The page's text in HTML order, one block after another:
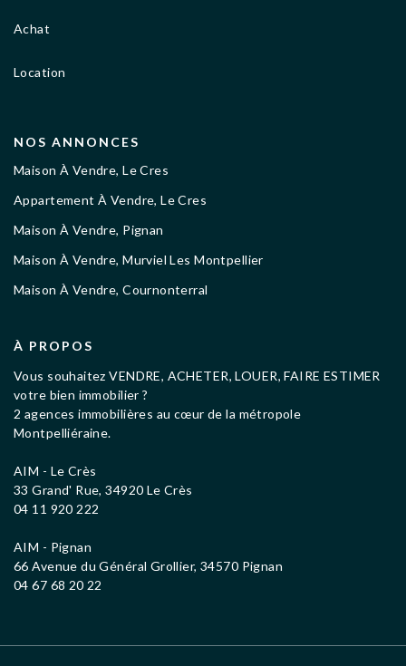
Achat
Location
NOS ANNONCES
Maison À Vendre, Le Cres
Appartement À Vendre, Le Cres
Maison À Vendre, Pignan
Maison À Vendre, Murviel Les Montpellier
Maison À Vendre, Cournonterral
À PROPOS
Vous souhaitez VENDRE, ACHETER, LOUER, FAIRE ESTIMER
votre bien immobilier ?
2 agences immobilières au cœur de la métropole
Montpelliéraine.
AIM - Le Crès
33 Grand' Rue, 34920 Le Crès
04 11 920 222
AIM - Pignan
66 Avenue du Général Grollier, 34570 Pignan
04 67 68 20 22